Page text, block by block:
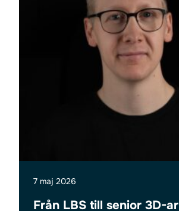
7 maj 2026
Från LBS till senior 3D-